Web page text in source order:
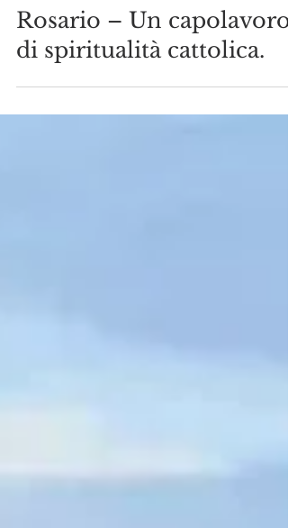
La devozione del Santo
Rosario – Un capolavoro
di spiritualità cattolica.